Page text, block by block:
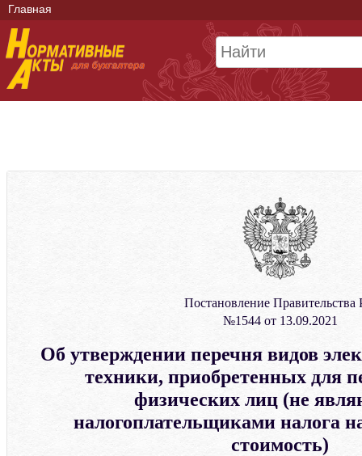
Главная
Постановление Правительства
№1544 от 13.09.2021
Об утверждении перечня видов
техники, приобретенных для
физических лиц (не
налогоплательщиками налога
стоимость)